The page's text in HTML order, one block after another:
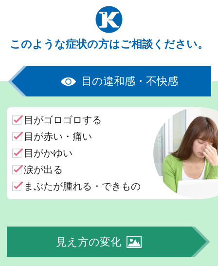
このような症状の方はご相談ください。
目の違和感・不快感
目がゴロゴロする
目が赤い・痛い
目がかゆい
涙が出る
まぶたが腫れる・できもの
見え方の変化